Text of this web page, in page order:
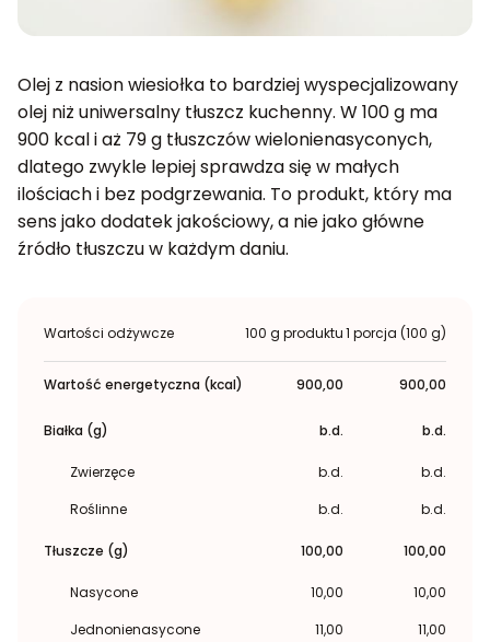
Olej z nasion wiesiołka to bardziej wyspecjalizowany
olej niż uniwersalny tłuszcz kuchenny. W 100 g ma
900 kcal i aż 79 g tłuszczów wielonienasyconych,
dlatego zwykle lepiej sprawdza się w małych
ilościach i bez podgrzewania. To produkt, który ma
sens jako dodatek jakościowy, a nie jako główne
źródło tłuszczu w każdym daniu.
Wartości odżywcze 100 g produktu1 porcja (100 g)
Wartość energetyczna (kcal) 900,00 900,00
Białka (g) b.d. b.d.
Zwierzęce b.d.
b.d.
Roślinne
b.d. b.d.
Tłuszcze (g) 100,00 100,00
Nasycone 10,00
10,00
Jednonienasycone
11,00
11,00